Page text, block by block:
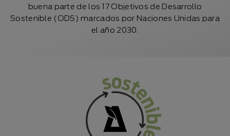
buena parte de los 17 Objetivos de Desarrollo
Sostenible (ODS) marcados por Naciones Unidas para
el año 2030.